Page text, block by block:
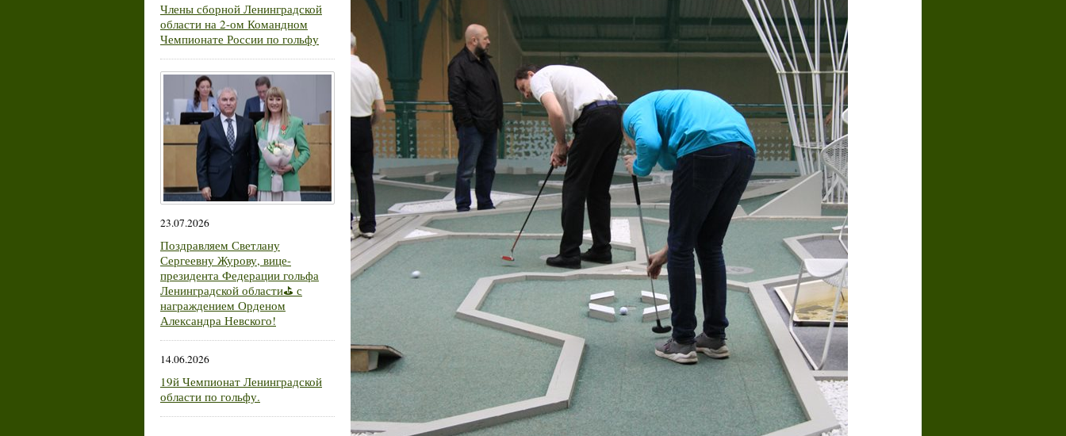
Члены сборной Ленинградской
области на 2-ом Командном
Чемпионате России по гольфу
23.07.2026
Поздравляем Светлану
Сергеевну Журову, вице-
президента Федерации гольфа
Ленинградской области⛳ с
награждением Орденом
Александра Невского!
14.06.2026
19й Чемпионат Ленинградской
области по гольфу.